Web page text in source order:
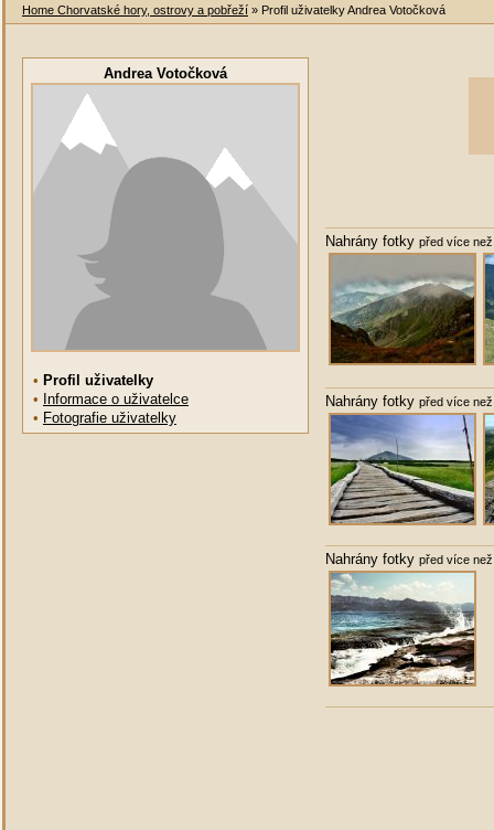
Home Chorvatské hory, ostrovy a pobřeží » Profil uživatelky Andrea Votočková
Andrea Votočková
• Profil uživatelky
• Informace o uživatelce
• Fotografie uživatelky
Nahrány fotky před více
Nahrány fotky před více
Nahrány fotky před více